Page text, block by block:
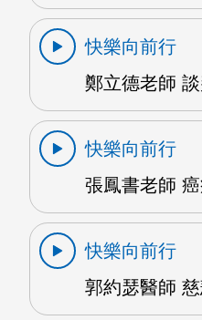
快樂向前行
鄭立德老師
快樂向前行
張鳳書老師
快樂向前行
郭約瑟醫師